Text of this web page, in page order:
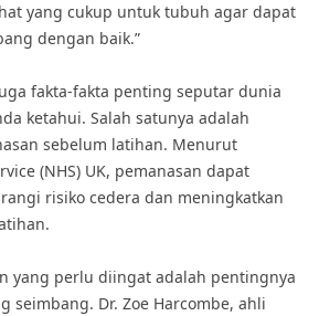
yang cukup untuk tubuh agar dapat
dengan baik.”
fakta-fakta penting seputar dunia
ketahui. Salah satunya adalah
sebelum latihan. Menurut
(NHS) UK, pemanasan dapat
risiko cedera dan meningkatkan
yang perlu diingat adalah pentingnya
seimbang. Dr. Zoe Harcombe, ahli